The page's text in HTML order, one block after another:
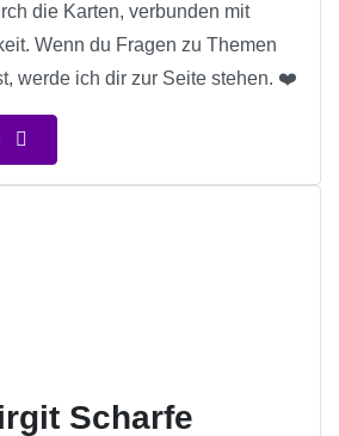
die Karten, verbunden mit
Wenn du Fragen zu Themen
werde ich dir zur Seite stehen. ❤️
Scharfe